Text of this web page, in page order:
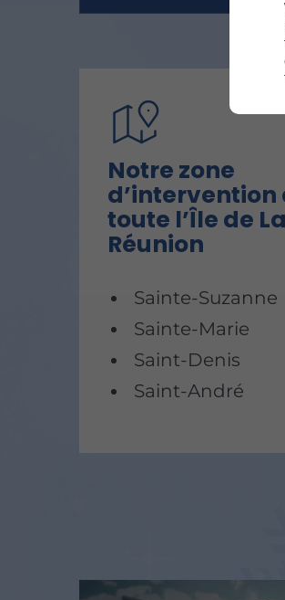
Notre zone
d’intervention
toute l’Île de La
Réunion
Sainte-Suzanne
Sainte-Marie
Saint-Denis
Saint-André